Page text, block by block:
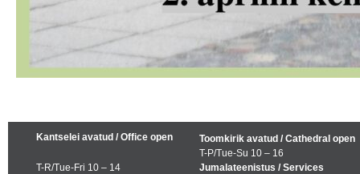
Kantselei avatud / Office open
T-R/Tue-Fri 10 – 14
Toomkirik avatud / Cathedral open
T-P/Tue-Su 10 – 16
Jumalateenistus / Services